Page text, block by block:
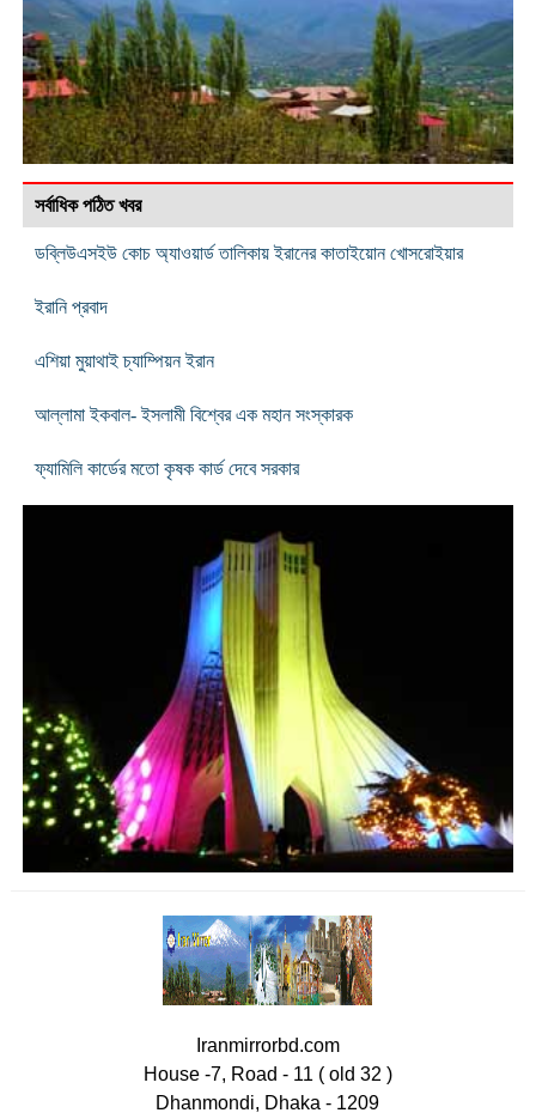
সর্বাধিক পঠিত খবর
ডব্লিউএসইউ কোচ অ্যাওয়ার্ড তালিকায় ইরানের কাতাইয়োন খোসরোইয়ার
ইরানি প্রবাদ
এশিয়া মুয়াথাই চ্যাম্পিয়ন ইরান
আল্লামা ইকবাল- ইসলামী বিশ্বের এক মহান সংস্কারক
ফ্যামিলি কার্ডের মতো কৃষক কার্ড দেবে সরকার
Iranmirrorbd.com
House -7, Road - 11 ( old 32 )
Dhanmondi, Dhaka - 1209